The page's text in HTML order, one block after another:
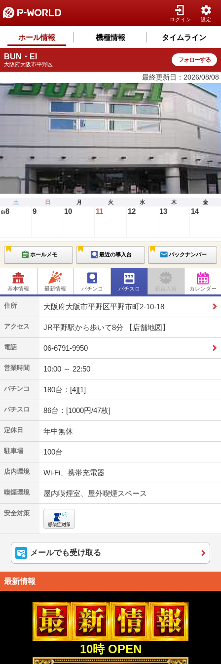
ログイン 設定
ホール情報 機種情報 タイムライン
BUN・EI
大阪府大阪市平野区
フォローする
最終更新日：2026/08/08
土 日 月 火 水 木 金
8/8 9 10 11 12 13 14
ホールメモ 最近の導入台 バックナンバー
基本情報 最新情報 パチンコ パチスロ 新台入替 カレンダー
住所 大阪府大阪市平野区平野市町2-10-18
アクセス JR平野駅から歩いて8分 【店舗地図】
電話 06-6791-9950
営業時間 10:00 ～ 22:50
パチンコ 180台：[4][1]
パチスロ 86台：[1000円/47枚]
定休日 年中無休
駐車場 100台
店内環境 Wi-Fi、携帯充電器
喫煙環境 屋内喫煙室、屋外喫煙スペース
安全対策
メールでも受け取る
最新情報
10時 OPEN